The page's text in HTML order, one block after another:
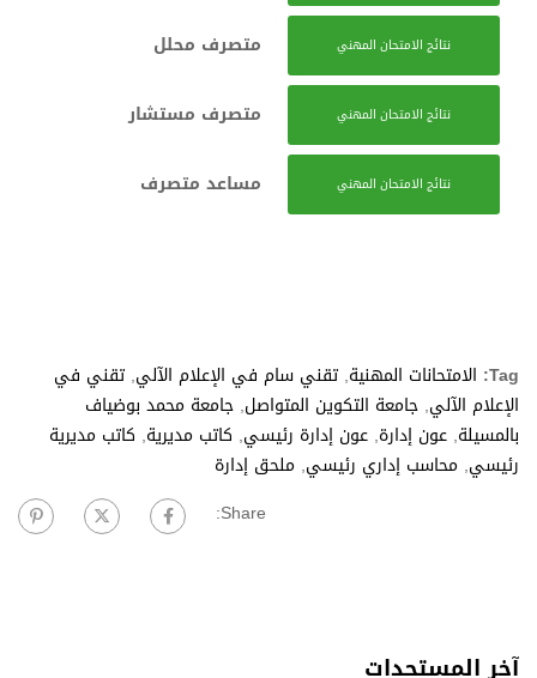
نتائج الامتحان المهني متصرف محلل
نتائج الامتحان المهني متصرف مستشار
نتائج الامتحان المهني مساعد متصرف
Tag: الامتحانات المهنية, تقني سام في الإعلام الآلي, تقني في
الإعلام الآلي, جامعة التكوين المتواصل, جامعة محمد بوضياف
بالمسيلة, عون إدارة, عون إدارة رئيسي, كاتب مديرية, كاتب مديرية
رئيسي, محاسب إداري رئيسي, ملحق إدارة
Share:
آخر المستجدات